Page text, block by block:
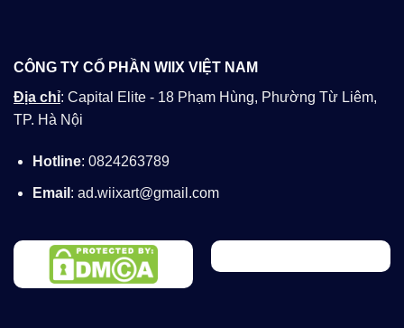
CÔNG TY CỔ PHẦN WIIX VIỆT NAM
Địa chỉ: Capital Elite - 18 Phạm Hùng, Phường Từ Liêm,
TP. Hà Nội
Hotline: 0824263789
Email : ad.wiixart@gmail.com